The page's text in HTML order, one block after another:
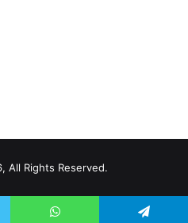
All Rights Reserved.